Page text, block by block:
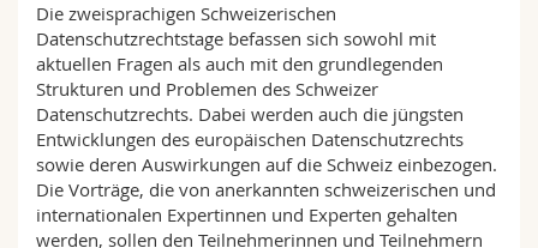
Die zweisprachigen Schweizerischen
Datenschutzrechtstage befassen sich sowohl mit
aktuellen Fragen als auch mit den grundlegenden
Strukturen und Problemen des Schweizer
Datenschutzrechts. Dabei werden auch die jüngsten
Entwicklungen des europäischen Datenschutzrechts
sowie deren Auswirkungen auf die Schweiz einbezogen.
Die Vorträge, die von anerkannten schweizerischen und
internationalen Expertinnen und Experten gehalten
werden, sollen den Teilnehmerinnen und Teilnehmern